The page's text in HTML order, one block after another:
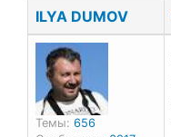
ILYA DUMOV
Темы: 656